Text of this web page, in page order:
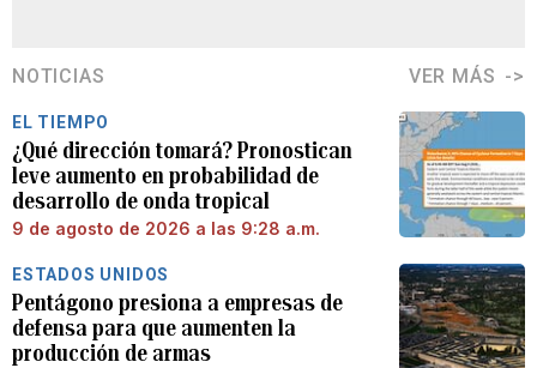
NOTICIAS VER MÁS
EL TIEMPO
¿Qué dirección tomará? Pronostican
leve aumento en probabilidad de
desarrollo de onda tropical
9 de agosto de 2026 a las 9:28 a.m.
ESTADOS UNIDOS
Pentágono presiona a empresas de
defensa para que aumenten la
producción de armas